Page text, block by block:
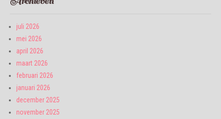
juli 2026
mei 2026
april 2026
maart 2026
februari 2026
januari 2026
december 2025
november 2025